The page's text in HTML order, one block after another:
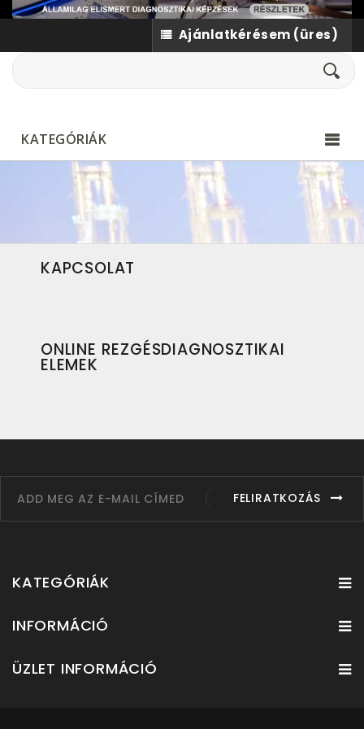
Ajánlatkérésem (üres)
KATEGÓRIÁK
KAPCSOLAT
ONLINE REZGÉSDIAGNOSZTIKAI
ELEMEK
FELIRATKOZÁS
KATEGÓRIÁK
INFORMÁCIÓ
ÜZLET INFORMÁCIÓ